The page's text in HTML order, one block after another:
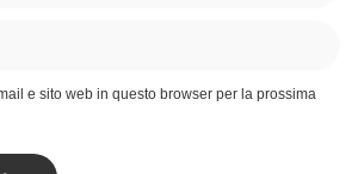
e sito web in questo browser per la prossima